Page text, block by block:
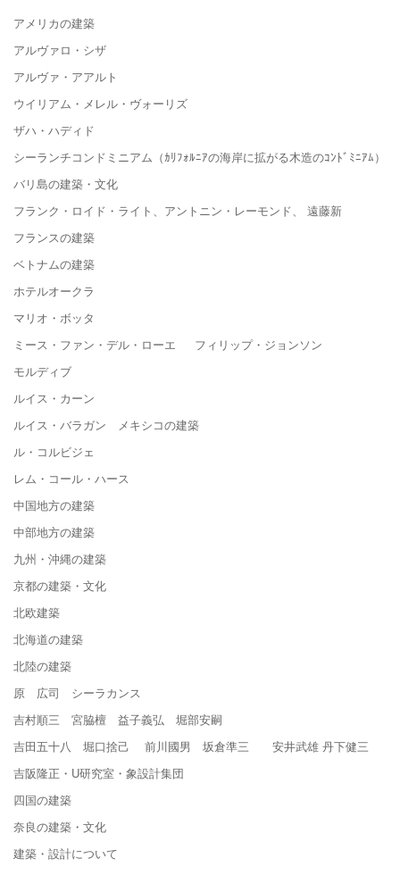
アメリカの建築
アルヴァロ・シザ
アルヴァ・アアルト
ウイリアム・メレル・ヴォーリズ
ザハ・ハディド
シーランチコンドミニアム（ｶﾘﾌｫﾙﾆｱの海岸に拡がる木造のｺﾝﾄﾞﾐﾆｱﾑ）
バリ島の建築・文化
フランク・ロイド・ライト、アントニン・レーモンド、 遠藤新
フランスの建築
ベトナムの建築
ホテルオークラ
マリオ・ボッタ
ミース・ファン・デル・ローエ フィリップ・ジョンソン
モルディブ
ルイス・カーン
ルイス・バラガン メキシコの建築
ル・コルビジェ
レム・コール・ハース
中国地方の建築
中部地方の建築
九州・沖縄の建築
京都の建築・文化
北欧建築
北海道の建築
北陸の建築
原 広司 シーラカンス
吉村順三 宮脇檀 益子義弘 堀部安嗣
吉田五十八 堀口捨己 前川國男 坂倉準三 安井武雄 丹下健三
吉阪隆正・U研究室・象設計集団
四国の建築
奈良の建築・文化
建築・設計について